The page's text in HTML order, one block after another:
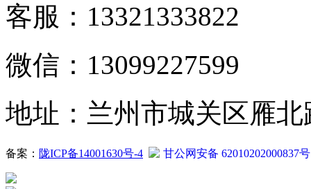
客服：13321333822
微信：13099227599
地址：兰州市城关区雁北
备案： 陇ICP备14001630号-4 甘公网安备 62010202000837号